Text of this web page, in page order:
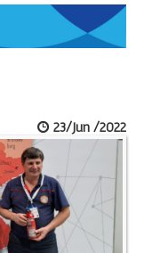
23/Jun /2022